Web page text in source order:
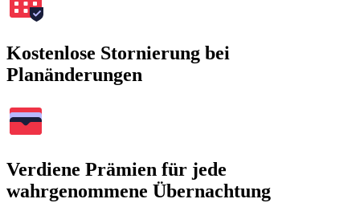
Kostenlose Stornierung bei
Planänderungen
Verdiene Prämien für jede
wahrgenommene Übernachtung